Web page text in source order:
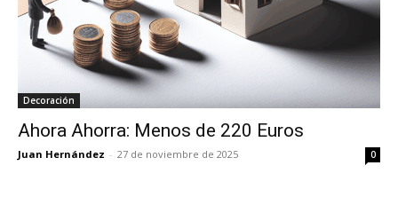
Decoración
Ahora Ahorra: Menos de 220 Euros
Juan Hernández - 27 de noviembre de 2025 0